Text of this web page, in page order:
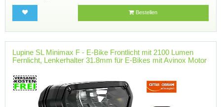
Bestellen
Lupine SL Minimax F - E-Bike Frontlicht mit 2100 Lumen
Fernlicht, Lenkerhalter 31.8mm für E-Bikes mit Avinox Motor